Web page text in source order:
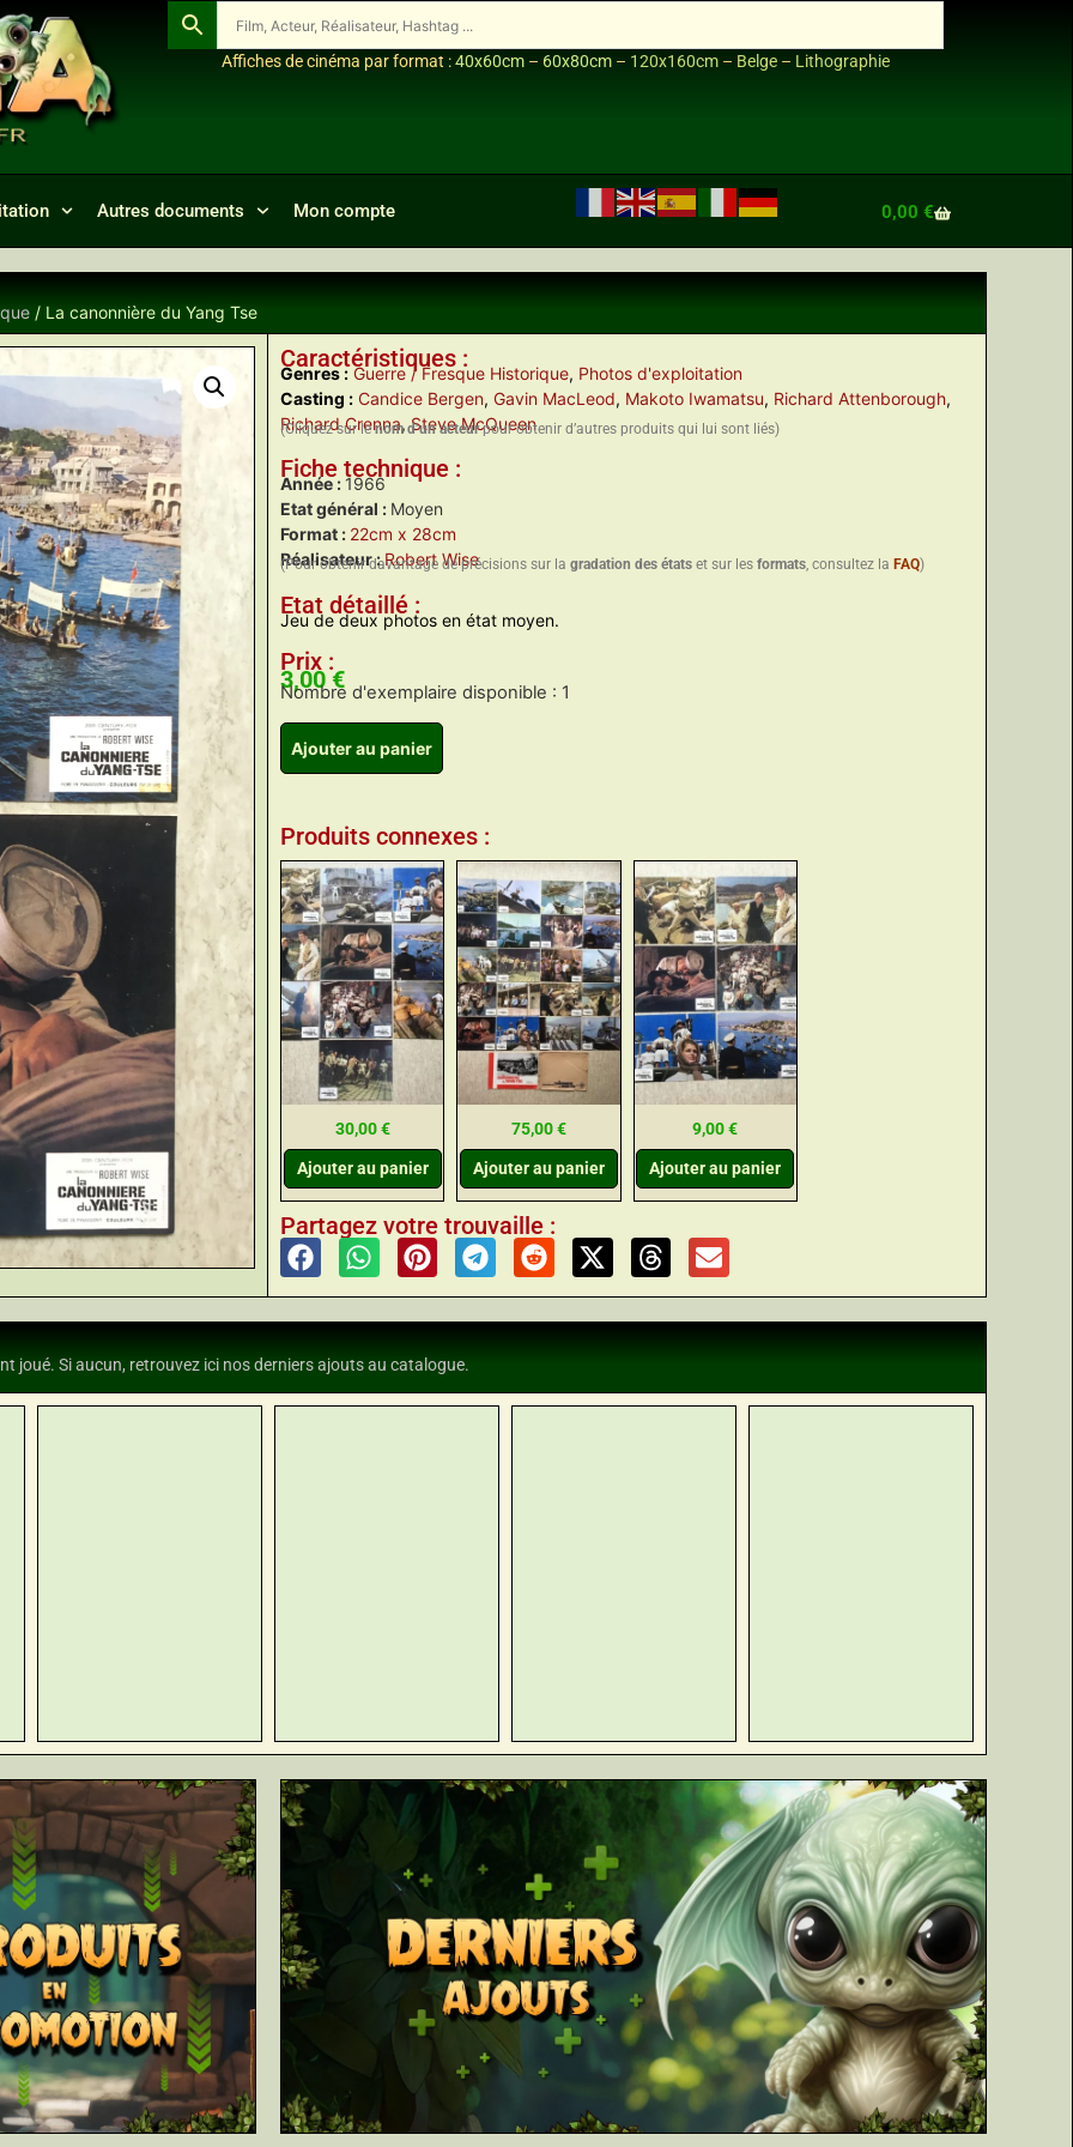
Affiches de cinéma par format :40x60cm – 60x80cm – 120x160cm – Belge – Lithographie
Autres documents Mon compte 0,00 €
/ La canonnière du Yang Tse
Caractéristiques :
Genres : Guerre / Fresque Historique, Photos d'exploitation
Casting : Candice Bergen, Gavin MacLeod, Makoto Iwamatsu, Richard Attenborough,
Richard Crenna,Steve McQueen
(Cliquez sur lenom d’un acteurpour obtenir d’autres produits qui lui sont liés)
Fiche technique :
Année : 1966
Etat général : Moyen
Format : 22cm x 28cm
Réalisateur :Robert Wise
(Pour obtenir davantage de précisions sur la gradation des états et sur les formats, consultez la FAQ)
Etat détaillé :
Jeu de deux photos en état moyen.
Prix :
3,00€
Nombre d'exemplaire disponible : 1
Ajouter au panier
Produits connexes :
30,00€
Ajouter au panier
75,00€
Ajouter au panier
9,00€
Ajouter au panier
Partagez votre trouvaille :
joué. Si aucun, retrouvez ici nos derniers ajouts au catalogue.